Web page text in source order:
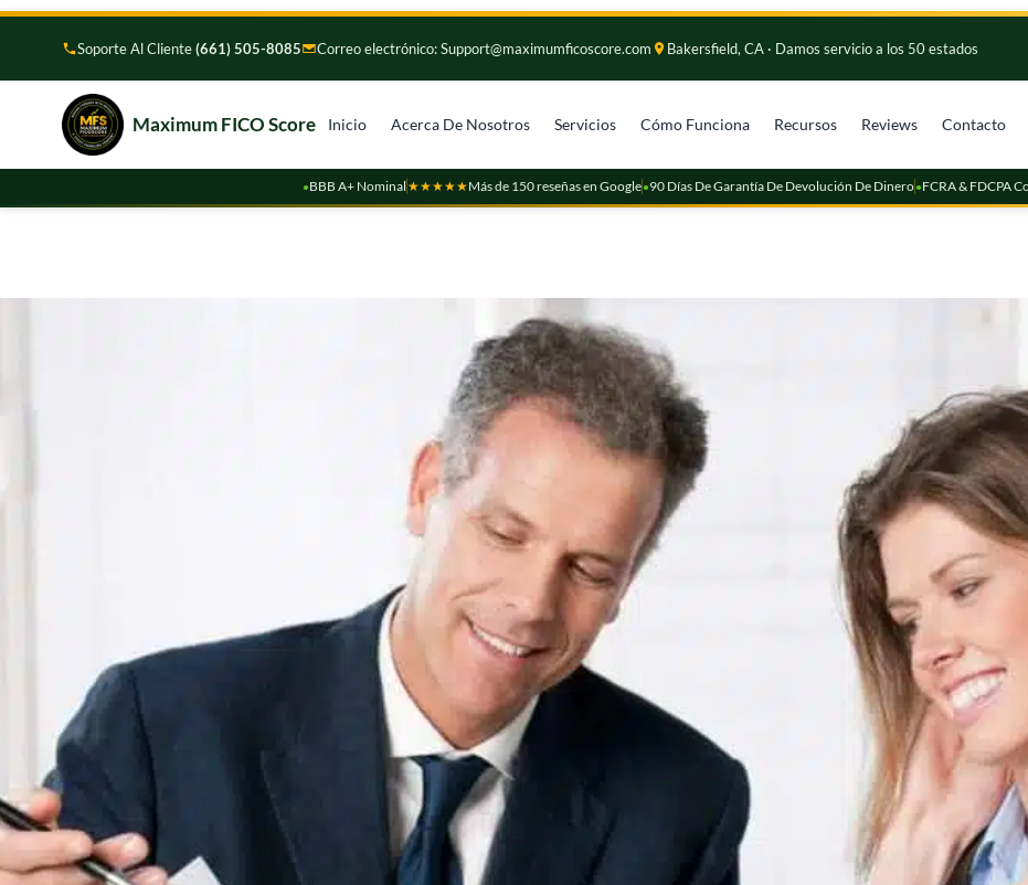
Ir
contenido
Soporte Al Cliente(661) 505-8085 Correo electrónico: Support@maximumficoscore.com Bakersfield, CA · Damos servicio a los 50 estados
Maximum FICO Score Inicio Acerca De Nosotros Servicios Cómo Funciona Recursos Reviews Contacto
●BBB A+ Nominal ★★★★★Más de 150 reseñas en Google ●90 Días De Garantía De Devolución De Dinero ●FCRA & FDCPA